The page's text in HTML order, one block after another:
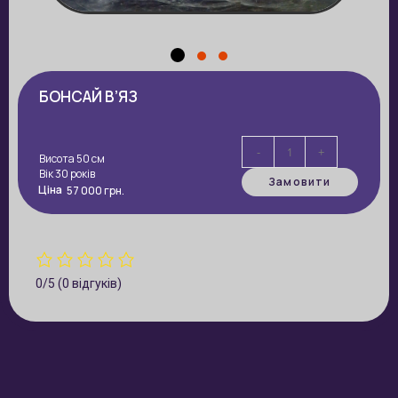
БОНСАЙ В’ЯЗ
Висота 50 см
Вік 30 років
Ціна 57 000грн.
- +
Замовити
0/5 (0 відгуків)